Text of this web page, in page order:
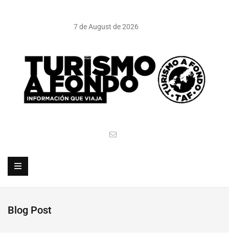
7 de August de 2026
Blog Post